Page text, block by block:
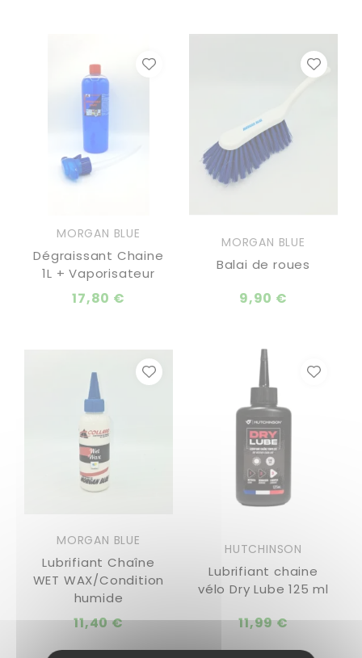
MORGAN BLUE
Dégraissant Chaine
1L + Vaporisateur
17,80 €
MORGAN BLUE
Balai de roues
9,90 €
MORGAN BLUE
Lubrifiant Chaîne
WET WAX/Condition
humide
11,40 €
HUTCHINSON
Lubrifiant chaine
vélo Dry Lube 125 ml
11,99 €